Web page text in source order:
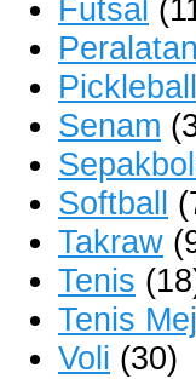
Futsal
Pickleball
Senam
Softball
Takraw
Tenis
Tenis
Voli (30)